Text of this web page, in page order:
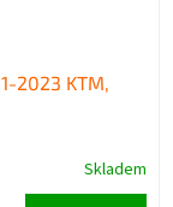
2023 KTM,
Skladem